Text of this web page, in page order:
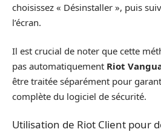
choisissez « Désinstaller », puis
l’écran.
Il est crucial de noter que cette
pas automatiquement Riot
être traitée séparément pour
complète du logiciel de sécurité.
Utilisation de Riot Client pour